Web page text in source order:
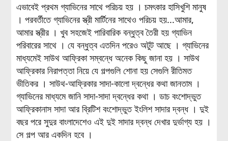
এভাবেই প্রথম গ্যাভিনের সাথে পরিচয় হয় । চমৎকার হাসিখুশি মানুষ
। পরবর্তীতে গ্যাভিনের স্ত্রী মার্টিনের সাথেও পরিচয় হয়...আমার,
আমার স্ত্রীর । খুব সহজেই পারিবারিক বন্ধুত্ব তৈরী হয় গ্যাভিন
পরিবারের সাথে । যে বন্ধুত্ব এতদিন পরেও অটুট আছে । গ্যাভিনের
মাধ্যমেই সাউথ আফ্রিকা সম্বন্ধে অনেক কিছু জানা হয় । সাউথ
আফ্রিকার নিরাপত্তা নিয়ে যে গল্পগুলি শোনা হয় সেগুলি রীতিমত
ভীতিকর । সাউথ-আফ্রিকার সাদা-কালো দ্বন্ধের কথা জানতাম ।
গ্যাভিনের মাধ্যমে জানি সাদা-সাদা দ্বন্ধের কথা । ডাচ বংশোদ্ভুত
আফ্রিকানাস সাদা আর ব্রিটিশ বংশোদ্ভুত ইংলিশ সাদার দ্বন্ধ । দুই
বছর পরে সুদুর বাংলাদেশেও এই দুই সাদার দ্বন্ধ দেখার দুর্ভাগ্য হয় ।
সে গল্প আর একদিন হবে ।